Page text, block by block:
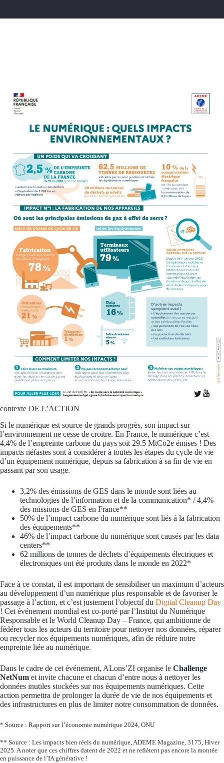
contexte DE L’ACTION
Si le numérique est source de grands progrès, son impact sur
l’environnement ne cesse de croitre. En France, le numérique c’est
4,4% de l’empreinte carbone du pays soit 29.5 MtCo2e émises ! Des
impacts néfastes sont à considérer à toutes les étapes du cycle de vie
d’un équipement numérique, depuis sa fabrication à sa fin de vie en
passant par son usage.
3,2% des émissions de GES dans le monde sont liées au
technologies de l’information et de la communication* / 4,4%
des missions de GES en France**
50% de l’impact carbone du numérique sont liés à la fabrication
des équipements**
46% de l’impact carbone du numérique sont causés par les data
centers**
62 millions de tonnes de déchets d’équipements électriques et
électroniques ont été produits dans le monde en 2022*
Face à ce constat, il est important de sensibiliser un maximum d’acteurs
au développement d’un numérique plus responsable et de favoriser le
passage à l’action, et c’est justement l’objectif du Digital Cleanup Day
! Cet événement mondial est co-porté par l’Institut du Numérique
Responsable et le World Cleanup Day – France, qui ambitionne de
fédérer tous les acteurs du territoire pour nettoyer nos données, réparer
ou recycler nos équipements numériques, afin de réduire notre
empreinte liée au numérique.
Dans le cadre de cet événement, ALons’ZI organise le Challenge
NetNum et invite chacune et chacun d’entre nous à nettoyer les
données inutiles stockées sur nos équipements numériques. Cette
action permettra de prolonger la durée de vie de nos équipements et
des infrastructures en plus de limiter notre consommation de données.
* Source : Rapport sur l’économie numérique 2024, ONU
** Source : Les impacts bien réels du numérique, ADEME Magazine, 3175, Hiver
2025. A noter que ces chiffres datent de 2022 et ne reflètent pas encore la montée
en puissance de l’IA générative !